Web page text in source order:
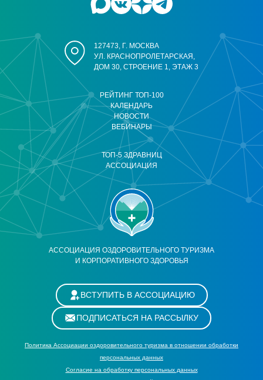
АССОЦИАЦИЯ ОЗДОРОВИТЕЛЬНОГО ТУРИЗМА
И КОРПОРАТИВНОГО ЗДОРОВЬЯ
РЕЙТИНГ ТОП-100
КАЛЕНДАРЬ
НОВОСТИ
ВЕБИНАРЫ
ТОП-5 ЗДРАВНИЦ
АССОЦИАЦИЯ
127473, Г. МОСКВА
УЛ. КРАСНОПРОЛЕТАРСКАЯ,
ДОМ 30, СТРОЕНИЕ 1, ЭТАЖ 3
ВСТУПИТЬ В АССОЦИАЦИЮ
ПОДПИСАТЬСЯ НА РАССЫЛКУ
Политика Ассоциации оздоровительного туризма в отношении обработки
персональных данных
Cогласие на обработку персональных данных